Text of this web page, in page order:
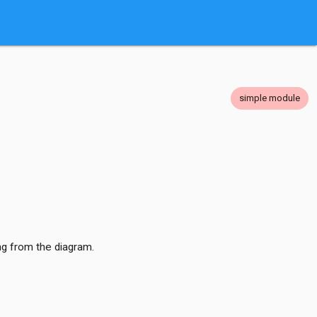
simple module
from the diagram.